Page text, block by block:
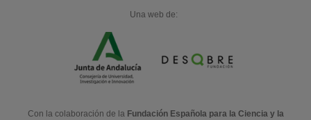
Una web de:
Con la colaboración de la Fundación Española para la Ciencia y la